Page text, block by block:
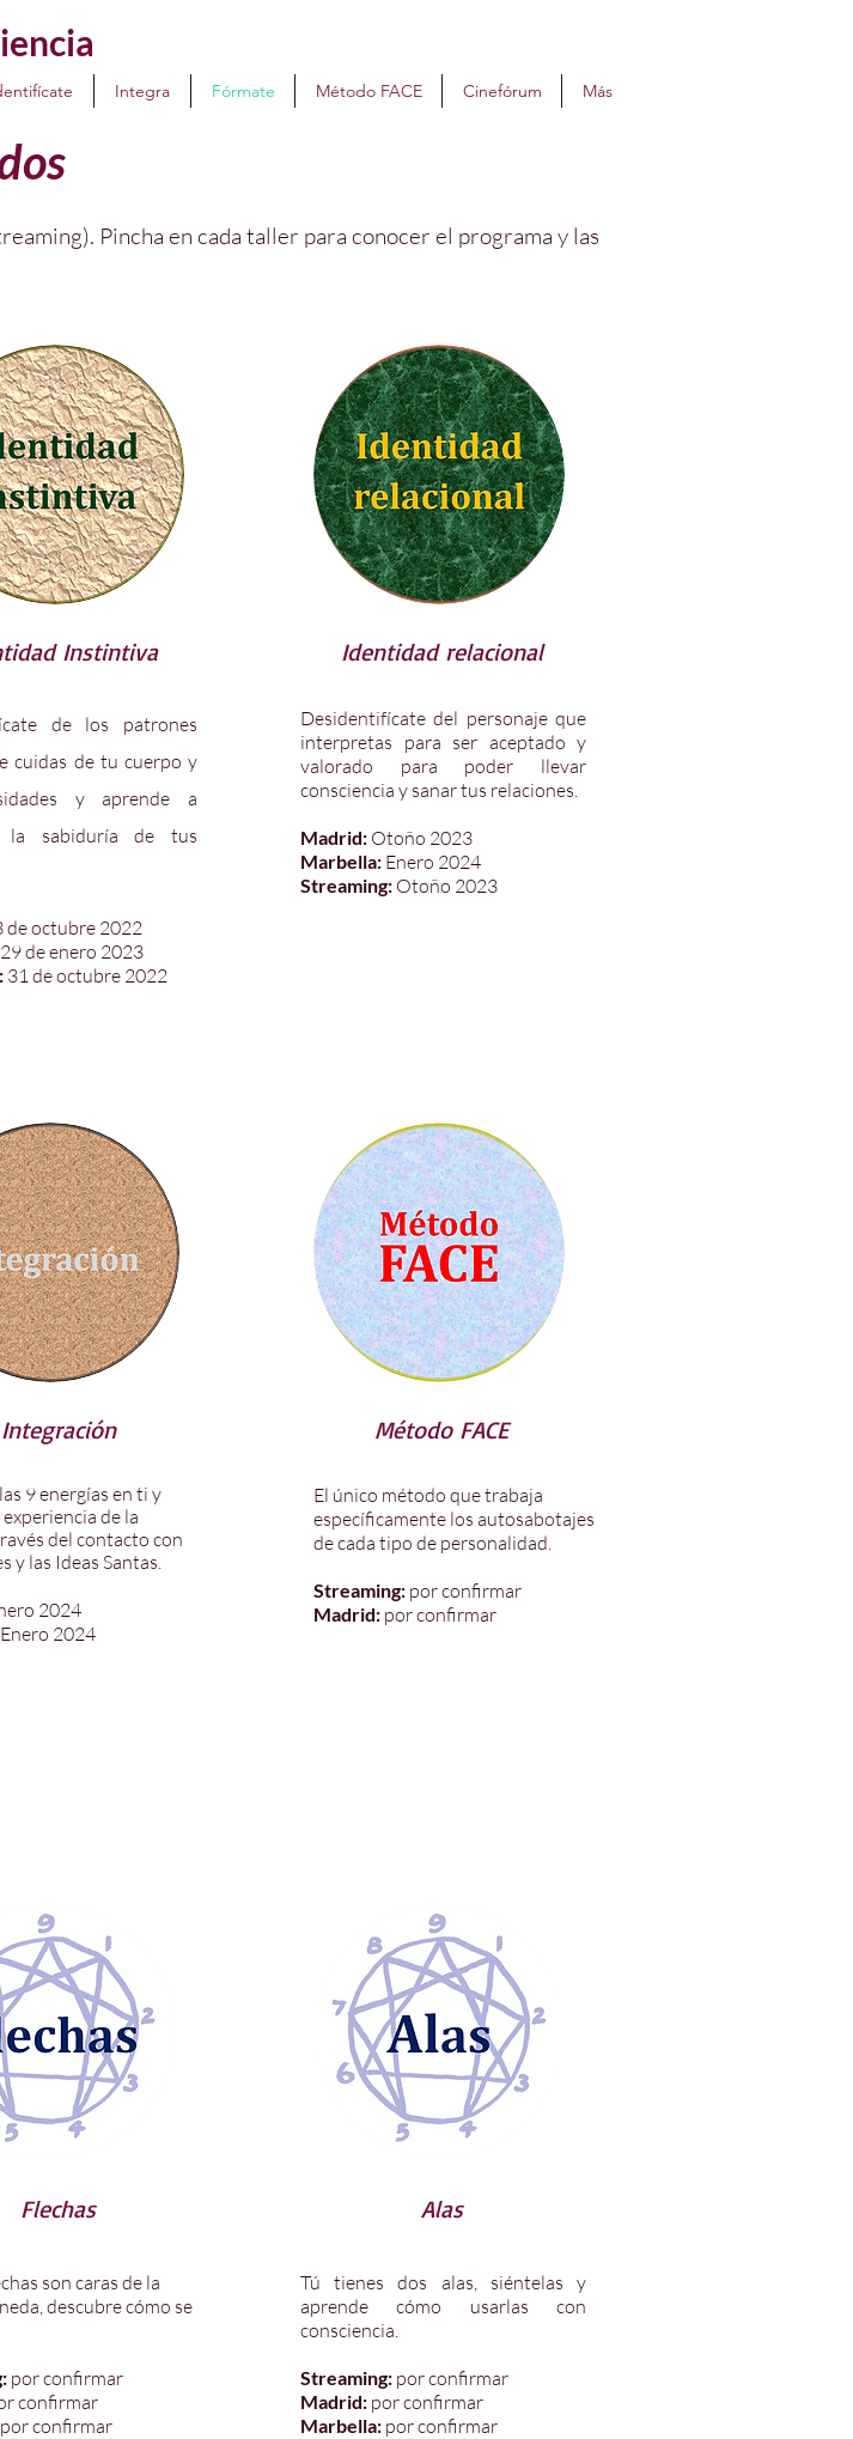
Integra Fórmate Método FACE Cinefórum Más
Pincha en cada taller para conocer el programa y las
Instintiva
de los patrones
cuidas de tu cuerpo y
y aprende a
la sabiduría de tus
de octubre 2022
29 de enero 2023
31 de octubre 2022
Identidad relacional
Desidentifícate del personaje que
interpretas para ser aceptado y
valorado para poder llevar
consciencia y sanar tus relaciones.
Madrid: Otoño 2023
Marbella: Enero 2024
Streaming: Otoño 2023
Integración
9 energías en ti y
de la
del contacto con
y las Ideas Santas.
2024
Enero 2024
Método FACE
El único método que trabaja
específicamente los autosabotajes
de cada tipo de personalidad.
Streaming: por confirmar
Madrid: por confirmar
Flechas
son caras de la
descubre cómo se
por confirmar
confirmar
por confirmar
Alas
Tú tienes dos alas, siéntelas y
aprende cómo usarlas con
consciencia.
Streaming: por confirmar
Madrid: por confirmar
Marbella: por confirmar